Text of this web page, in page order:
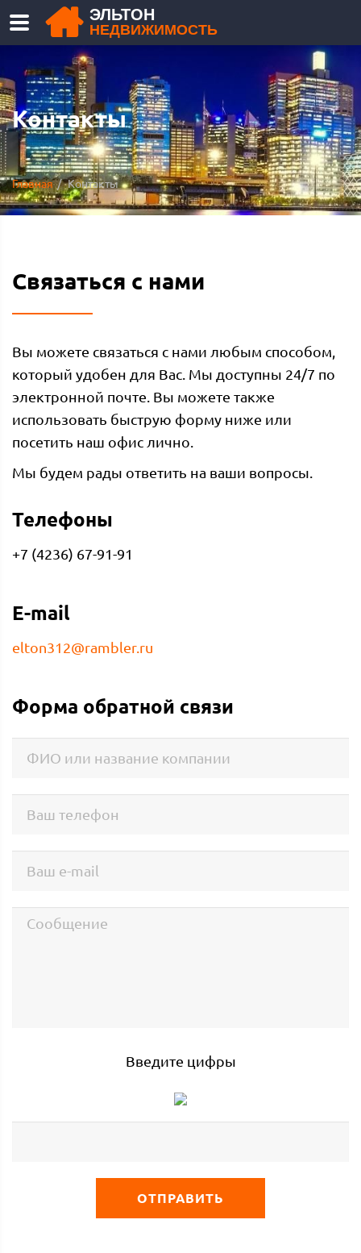
ЭЛЬТОН
НЕДВИЖИМОСТЬ
Контакты
Главная Контакты
Связаться с нами
Вы можете связаться с нами любым способом,
который удобен для Вас. Мы доступны 24/7 по
электронной почте. Вы можете также
использовать быструю форму ниже или
посетить наш офис лично.
Мы будем рады ответить на ваши вопросы.
Телефоны
+7 (4236) 67-91-91
E-mail
elton312@rambler.ru
Форма обратной связи
Введите цифры
ОТПРАВИТЬ